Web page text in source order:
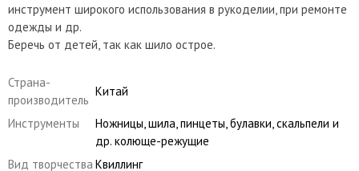
инструмент широкого использования в рукоделии, при ремонте
одежды и др.
Беречь от детей, так как шило острое.
Страна-
производитель
Китай
Инструменты
Ножницы, шила, пинцеты, булавки, скальпели и
др. колюще-режущие
Вид творчества Квиллинг